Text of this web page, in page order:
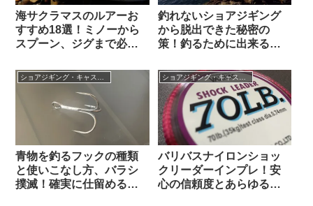
海サクラマスのルアーお
すすめ18選！ミノーから
スプーン、ジグまで必須
釣れないショアジギング
から脱出できた秘密の
策！釣るために出来る
ショアジギング・キャスティング
青物を釣るフックの種類
と使いこなし方、バラシ
撲滅！確実に仕留めるフ
ショアジギング・キャスティング
バリバスナイロンショッ
クリーダーインプレ！安
心の信頼度とあらゆる釣